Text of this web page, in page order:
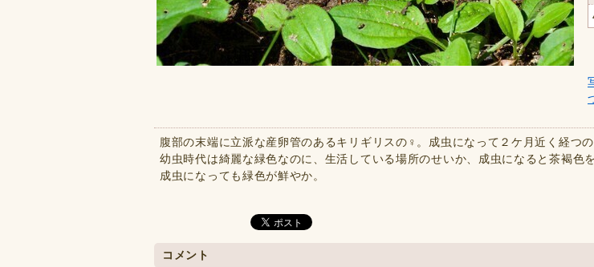
腹部の末端に立派な産卵管のあるキリギリスの♀。成虫になって２ケ月近く経つ
幼虫時代は綺麗な緑色なのに、生活している場所のせいか、成虫になると茶褐色
成虫になっても緑色が鮮やか。
コメント